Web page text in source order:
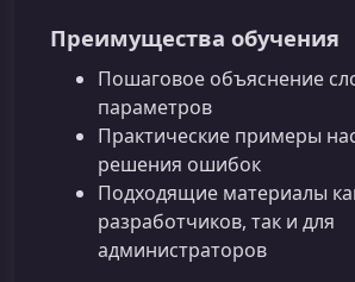
Преимущества обучения
Пошаговое объяснение
параметров
Практические примеры
решения ошибок
Подходящие материалы
разработчиков, так и для
администраторов